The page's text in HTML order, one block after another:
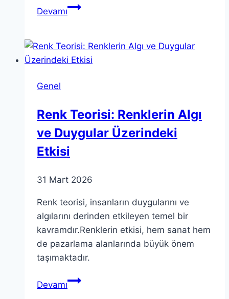
DevamıTÜBİTAK
Programı
2024
Genel
Renk Teorisi: Renklerin Algı
ve Duygular Üzerindeki
Etkisi
31 Mart 2026
Renk teorisi, insanların duygularını ve
algılarını derinden etkileyen temel bir
kavramdır.Renklerin etkisi, hem sanat hem
de pazarlama alanlarında büyük önem
taşımaktadır.
DevamıRenk